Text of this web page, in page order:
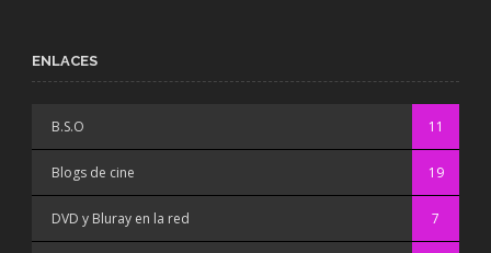
ENLACES
B.S.O 11
Blogs de cine 19
DVD y Bluray en la red 7